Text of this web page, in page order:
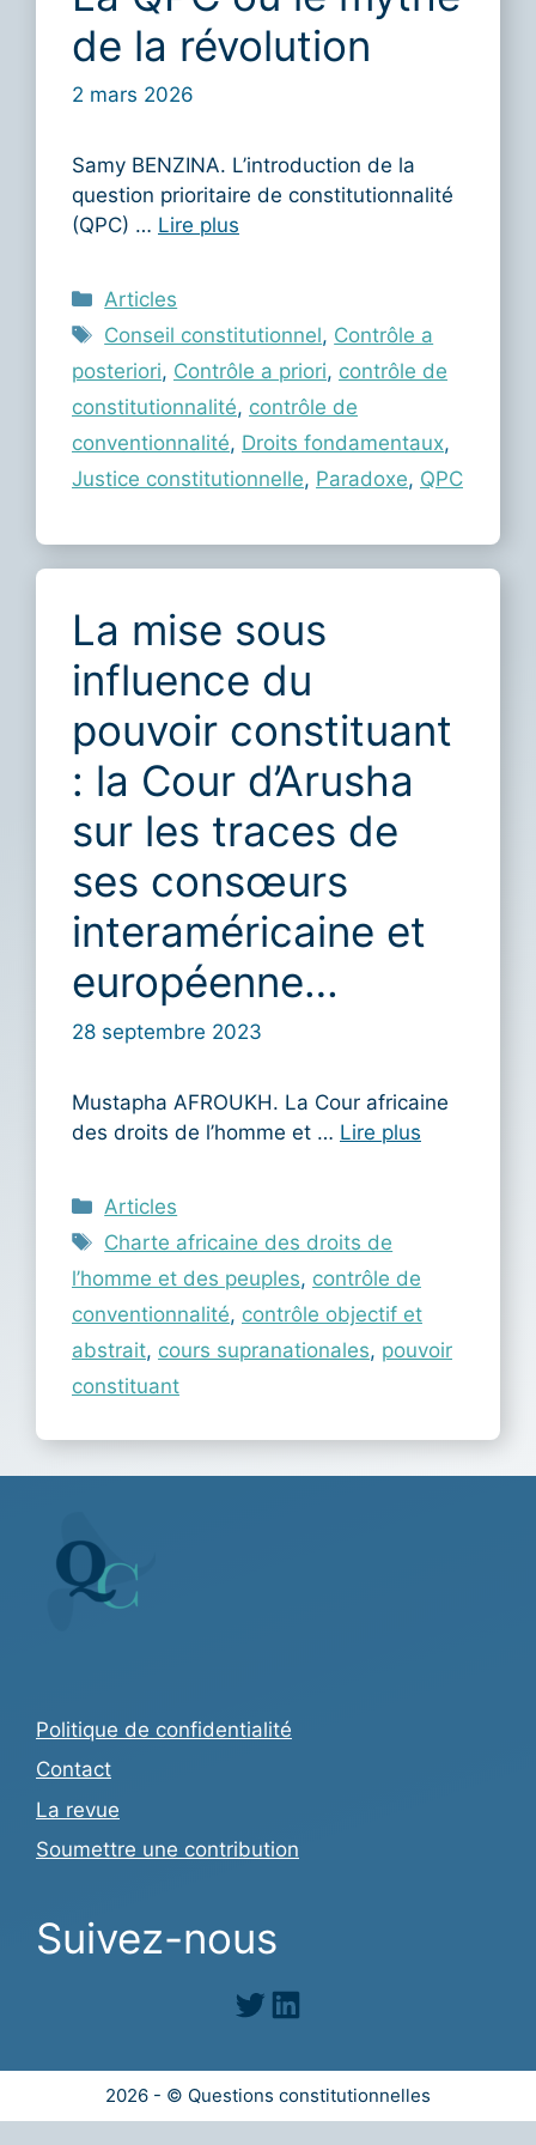
de la révolution
2 mars 2026
Samy BENZINA. L’introduction de la
question prioritaire de constitutionnalité
(QPC) … Lire plus
Catégories
Articles
Étiquettes
Conseil constitutionnel, Contrôle a
posteriori, Contrôle a priori, contrôle de
constitutionnalité, contrôle de
conventionnalité, Droits fondamentaux,
Justice constitutionnelle, Paradoxe, QPC
La mise sous
influence du
pouvoir constituant
: la Cour d’Arusha
sur les traces de
ses consœurs
interaméricaine et
européenne…
28 septembre 2023
Mustapha AFROUKH. La Cour africaine
des droits de l’homme et … Lire plus
Catégories
Articles
Étiquettes
Charte africaine des droits de
l’homme et des peuples, contrôle de
conventionnalité, contrôle objectif et
abstrait, cours supranationales, pouvoir
constituant
Politique de confidentialité
Contact
La revue
Soumettre une contribution
Suivez-nous
TwitterLinkedIn
2026 - © Questions constitutionnelles